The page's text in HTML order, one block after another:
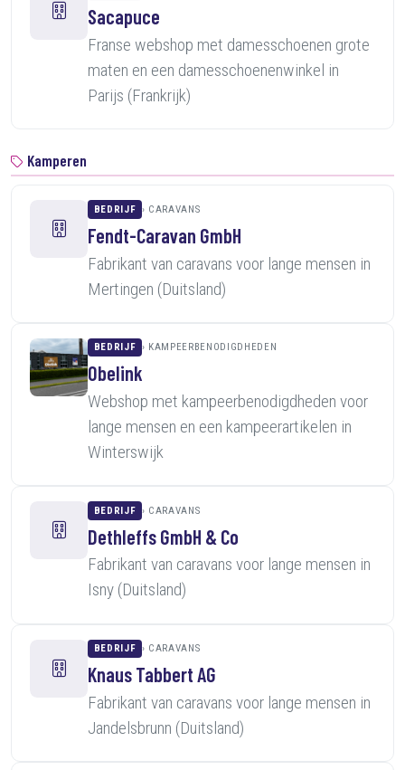
Sacapuce
Franse webshop met damesschoenen grote
maten en een damesschoenenwinkel in
Parijs (Frankrijk)
Kamperen
BEDRIJF CARAVANS
Fendt-Caravan GmbH
Fabrikant van caravans voor lange mensen in
Mertingen (Duitsland)
BEDRIJF KAMPEERBENODIGDHEDEN
Obelink
Webshop met kampeerbenodigdheden voor
lange mensen en een kampeerartikelen in
Winterswijk
BEDRIJF CARAVANS
Dethleffs GmbH & Co
Fabrikant van caravans voor lange mensen in
Isny (Duitsland)
BEDRIJF CARAVANS
Knaus Tabbert AG
Fabrikant van caravans voor lange mensen in
Jandelsbrunn (Duitsland)